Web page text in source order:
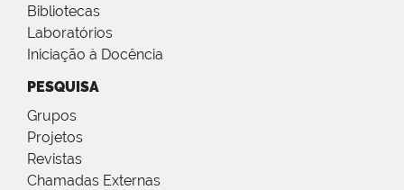
Bibliotecas
Laboratórios
Iniciação à Docência
PESQUISA
Grupos
Projetos
Revistas
Chamadas Externas